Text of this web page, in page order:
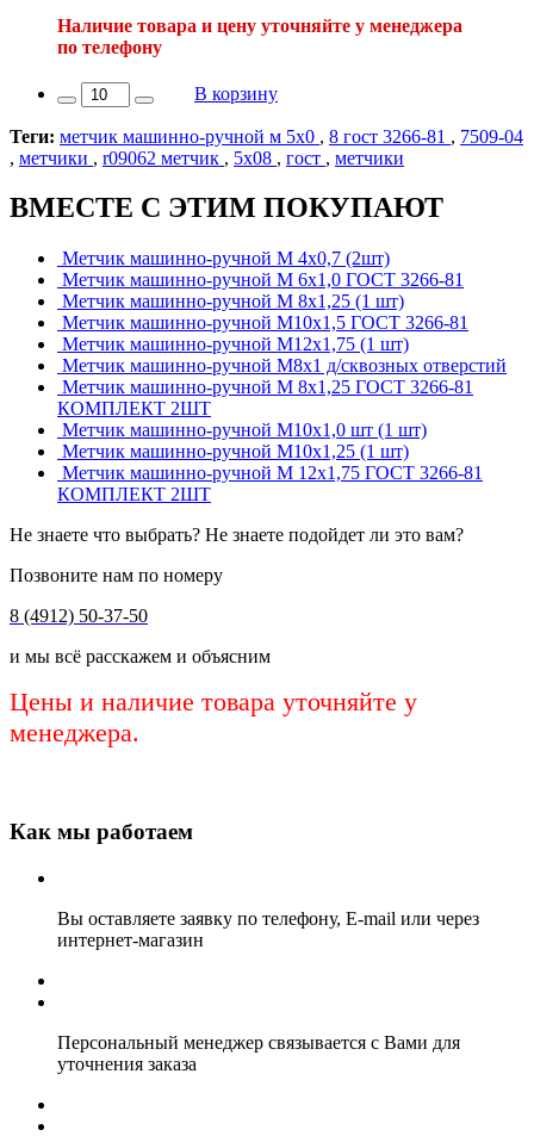
Наличие товара и цену уточняйте у менеджера
по телефону
В корзину
Теги: метчик машинно-ручной м 5х0 , 8 гост 3266-81 , 7509-04
, метчики , r09062 метчик , 5х08 , гост , метчики
ВМЕСТЕ С ЭТИМ ПОКУПАЮТ
Метчик машинно-ручной М 4х0,7 (2шт)
Метчик машинно-ручной М 6х1,0 ГОСТ 3266-81
Метчик машинно-ручной М 8х1,25 (1 шт)
Метчик машинно-ручной М10х1,5 ГОСТ 3266-81
Метчик машинно-ручной М12х1,75 (1 шт)
Метчик машинно-ручной М8х1 д/сквозных отверстий
Метчик машинно-ручной М 8х1,25 ГОСТ 3266-81
КОМПЛЕКТ 2ШТ
Метчик машинно-ручной М10х1,0 шт (1 шт)
Метчик машинно-ручной М10х1,25 (1 шт)
Метчик машинно-ручной М 12х1,75 ГОСТ 3266-81
КОМПЛЕКТ 2ШТ
Не знаете что выбрать? Не знаете подойдет ли это вам?
Позвоните нам по номеру
8 (4912) 50-37-50
и мы всё расскажем и объясним
Цены и наличие товара уточняйте у
менеджера.
Как мы работаем
Вы оставляете заявку по телефону, E-mail или через
интернет-магазин
Персональный менеджер связывается с Вами для
уточнения заказа